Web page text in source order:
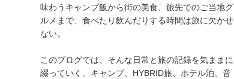
味わうキャンプ飯から街の美食、旅先でのご当地グ
ルメまで、食べたり飲んだりする時間は旅に欠かせ
ない。
このブログでは、そんな日常と旅の記録を気ままに
綴っていく。キャンプ、HYBRID旅、ホテル泊、音